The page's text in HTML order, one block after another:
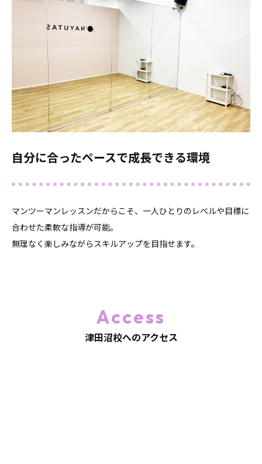
自分に合ったペースで成長できる環境
マンツーマンレッスンだからこそ、一人ひとりのレベルや目標に
合わせた柔軟な指導が可能。
無理なく楽しみながらスキルアップを目指せます。
Access
津田沼校へのアクセス